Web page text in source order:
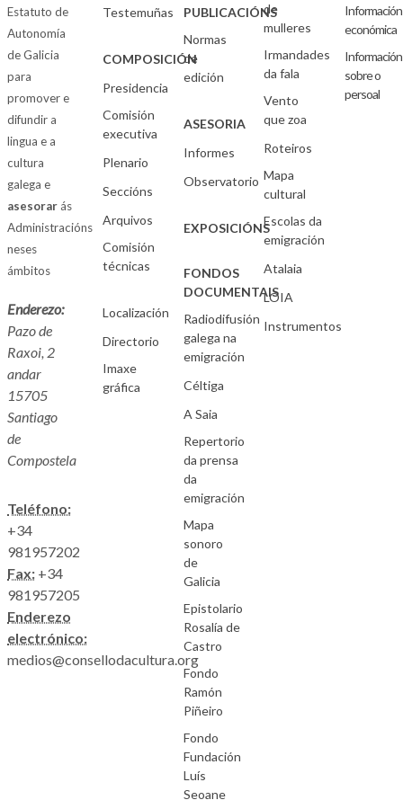
Estatuto de
Autonomía
de Galicia
para
promover e
difundir a
lingua e a
cultura
galega e
asesorarás
Administracións
neses
ámbitos
Enderezo:
Pazo de
Raxoi, 2
andar
15705
Santiago
de
Compostela
Teléfono:
+34
981957202
Fax: +34
981957205
Enderezo
electrónico:
medios@consellodacultura.org
Testemuñas
COMPOSICIÓN
Presidencia
Comisión
executiva
Plenario
Seccións
Arquivos
Comisión
técnicas
Localización
Directorio
Imaxe
gráfica
PUBLICACIÓNS
Normas
de
edición
ASESORIA
Informes
Observatorio
EXPOSICIÓNS
FONDOS
DOCUMENTAIS
Radiodifusión
galega na
emigración
Céltiga
A Saia
Repertorio
da prensa
da
emigración
Mapa
sonoro
de
Galicia
Epistolario
Rosalía de
Castro
Fondo
Ramón
Piñeiro
Fondo
Fundación
Luís
Seoane
de
mulleres
Irmandades
da fala
Vento
que zoa
Roteiros
Mapa
cultural
Escolas da
emigración
Atalaia
LOIA
Instrumentos
Información
económica
Información
sobre o
persoal